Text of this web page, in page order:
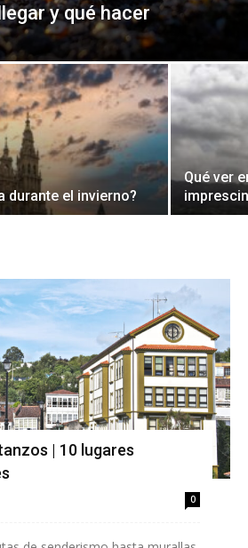
y qué hacer
durante el invierno?
Qué ver
| 10 lugares
0